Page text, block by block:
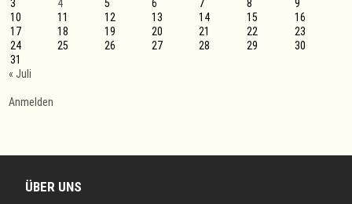
3
4 5 6 7 8
9
10
11 12 13 14 15
16
17
18 19 20 21 22
23
24
25 26 27 28 29
30
31
« Juli
Anmelden
ÜBER UNS